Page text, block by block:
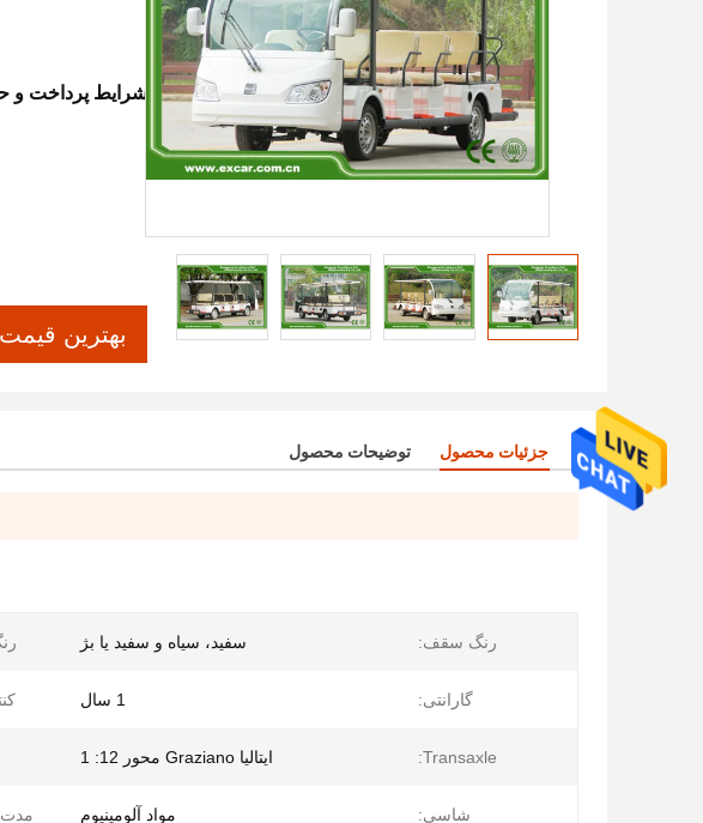
شرایط پرداخت و
بهترین
جزئیات محصول توضیحات محصول
رنگ سقف: سفید، سیاه و سفید یا بژ
گارانتی: 1 سال
Transaxle: ایتالیا Graziano محور 12: 1
شاسی: مواد آلومینیوم مدت